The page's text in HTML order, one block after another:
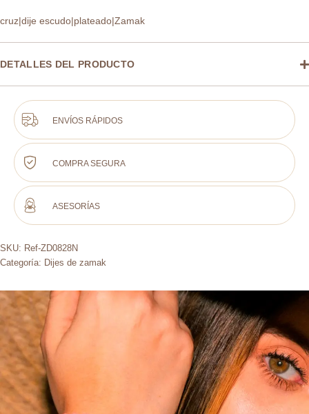
cruz|dije escudo|plateado|Zamak
DETALLES DEL PRODUCTO
ENVÍOS RÁPIDOS
COMPRA SEGURA
ASESORÍAS
SKU: Ref-ZD0828N
Categoría: Dijes de zamak